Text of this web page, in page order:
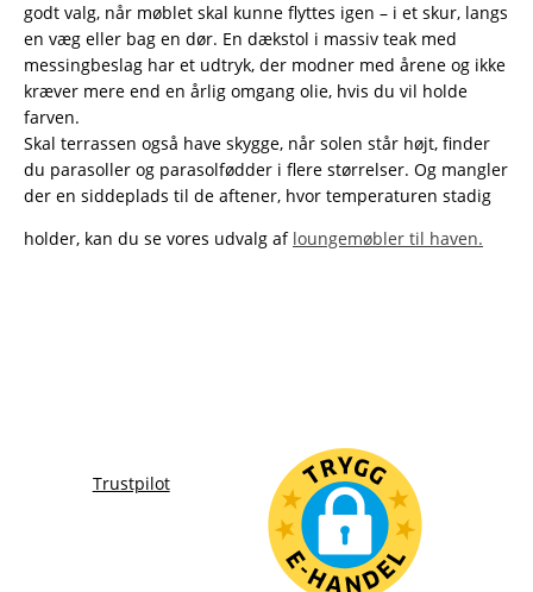
godt valg, når møblet skal kunne flyttes igen – i et skur, langs
en væg eller bag en dør. En dækstol i massiv teak med
messingbeslag har et udtryk, der modner med årene og ikke
kræver mere end en årlig omgang olie, hvis du vil holde
farven.
Skal terrassen også have skygge, når solen står højt, finder
du parasoller og parasolfødder i flere størrelser. Og mangler
der en siddeplads til de aftener, hvor temperaturen stadig
holder, kan du se vores udvalg af loungemøbler til haven.
Trustpilot